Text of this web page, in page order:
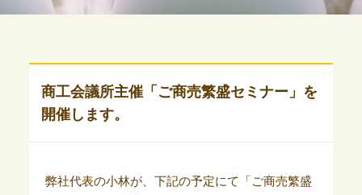
商工会議所主催「ご商売繁盛セミナー」を
開催します。
弊社代表の小林が、下記の予定にて「ご商売繁盛